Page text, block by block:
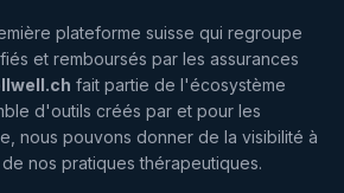
plateforme suisse qui regroupe
et remboursés par les assurances
fait partie de l'écosystème
d'outils créés par et pour les
nous pouvons donner de la visibilité à
nos pratiques thérapeutiques.